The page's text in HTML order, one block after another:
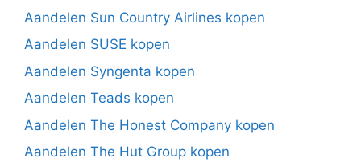
Aandelen Sun Country Airlines kopen
Aandelen SUSE kopen
Aandelen Syngenta kopen
Aandelen Teads kopen
Aandelen The Honest Company kopen
Aandelen The Hut Group kopen